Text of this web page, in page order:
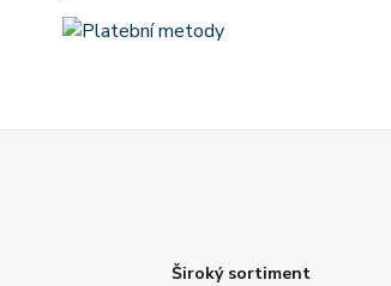
Široký sortiment